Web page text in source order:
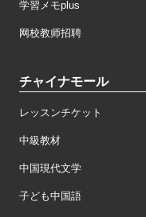
学習メモplus
网校教师招聘
チャイナモール
レッスンチケット
中級教材
中国現代文学
子ども中国語